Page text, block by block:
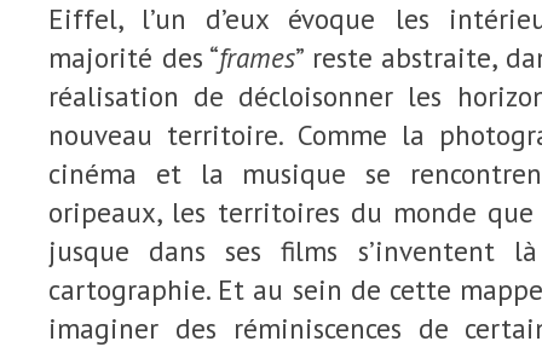
Eiffel, l’un d’eux évoque les
majorité des “frames” reste abstraite,
réalisation de décloisonner les
nouveau territoire. Comme la
cinéma et la musique se
oripeaux, les territoires du monde
jusque dans ses films s’inventent
cartographie. Et au sein de cette
imaginer des réminiscences de